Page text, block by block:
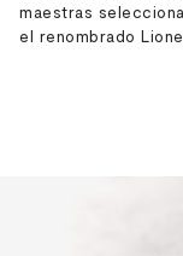
maestras
el renombrado